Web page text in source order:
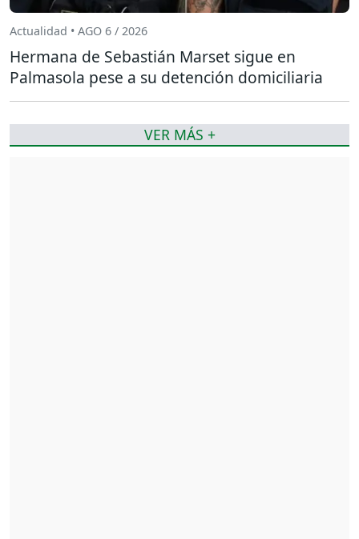
Actualidad • AGO 6 / 2026
Hermana de Sebastián Marset sigue en
Palmasola pese a su detención domiciliaria
VER MÁS +